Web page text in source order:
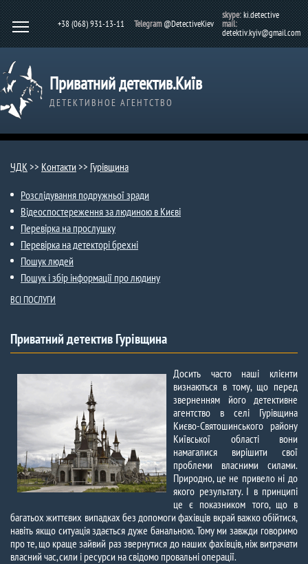
+38 (068) 931-13-11 Telegram@DetectiveKiev
skype:ki.detective
mail:
detektiv.kyiv@gmail.com
Приватний детектив.Київ
ДЕТЕКТИВНОЕ АГЕНТСТВО
ЧДК>> Контакти >> Гурівщина​
Розслідування подружньої зради
Відеоспостереження за людиною в Києві
Перевірка на прослушку
Перевірка на детекторі брехні
Пошук людей
Пошук і збір інформації про людину
ВСІ ПОСЛУГИ
Приватний детектив Гурівщина​
Досить часто наші клієнти
визнаються в тому, що перед
зверненням його детективне
агентство в селі Гурівщина
Києво-Святошинського району
Київської області вони
намагалися вирішити свої
проблеми власними силами.
Природно, це не привело ні до
якого результату. І в принципі
це є показником того, що в
багатьох життєвих випадках без допомоги фахівців вкрай важко обійтися,
навіть якщо ситуація здається дуже банальною. Тому ми завжди говоримо
про те, що краще зайвий раз звернутися до наших фахівців, ніж витрачати
власний час, сили і ресурси на свідомо провальні операції.